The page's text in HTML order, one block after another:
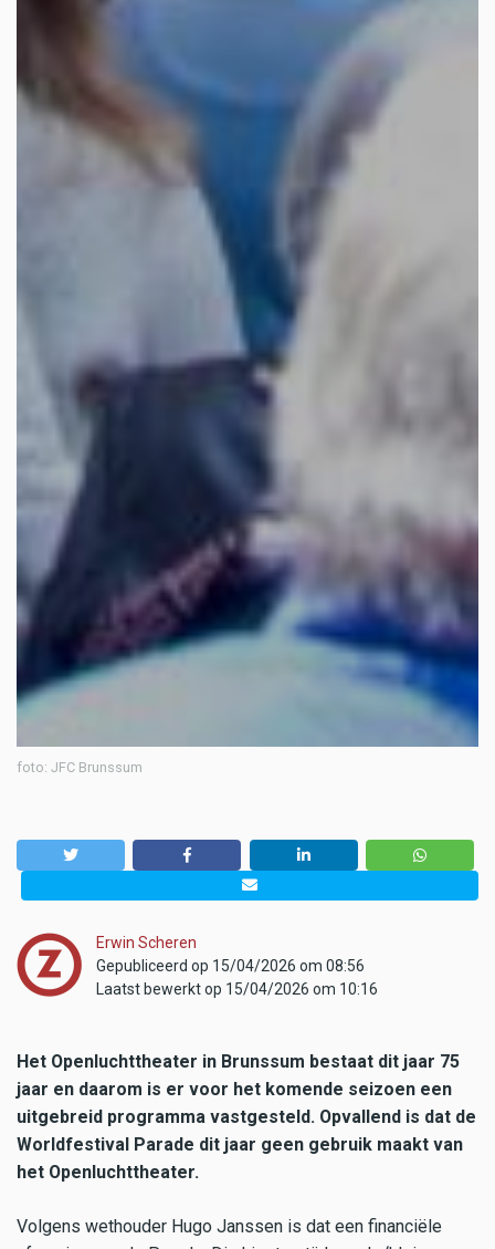
foto: JFC Brunssum
Erwin Scheren
Gepubliceerd op 15/04/2026 om 08:56
Laatst bewerkt op 15/04/2026 om 10:16
Het Openluchttheater in Brunssum bestaat dit jaar 75
jaar en daarom is er voor het komende seizoen een
uitgebreid programma vastgesteld. Opvallend is dat de
Worldfestival Parade dit jaar geen gebruik maakt van
het Openluchttheater.
Volgens wethouder Hugo Janssen is dat een financiële